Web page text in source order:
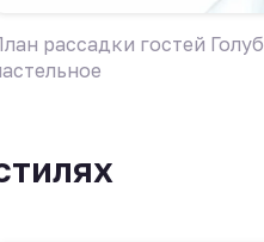
рассадки гостей